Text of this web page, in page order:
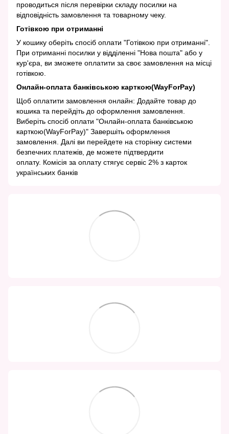
проводиться після перевірки складу посилки на
відповідність замовлення та товарному чеку.
Готівкою при отриманні
У кошику оберіть спосіб оплати "Готівкою при отриманні".
При отриманні посилки у відділенні "Нова пошта" або у
кур'єра, ви зможете оплатити за своє замовлення на місці
готівкою.
Онлайн-оплата банківською карткою(WayForPay)
Щоб оплатити замовлення онлайн: Додайте товар до
кошика та перейдіть до оформлення замовлення.
Виберіть спосіб оплати "Онлайн-оплата банківською
карткою(WayForPay)" Завершіть оформлення
замовлення. Далі ви перейдете на сторінку системи
безпечних платежів, де можете підтвердити
оплату. Комісія за оплату стягує сервіс 2% з карток
українських банків